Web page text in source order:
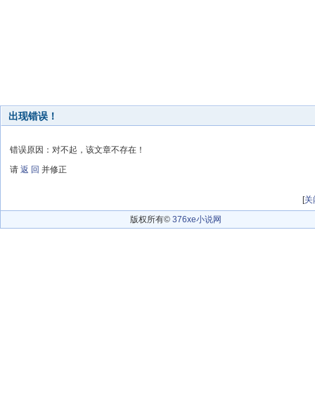
出现错误！
错误原因：对不起，该文章不存在！
请 返 回 并修正
[关
版权所有© 376xe小说网